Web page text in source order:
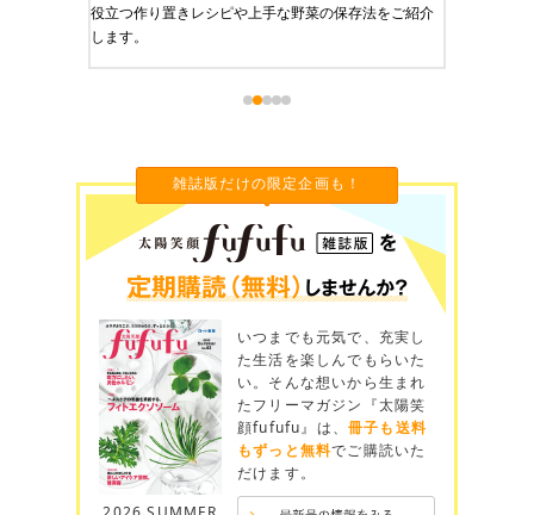
役立つ作り置きレシピや上手な野菜の保存法をご紹介
します。
雑誌版だけの限定企画も！
いつまでも元気で、充実し
た生活を楽しんでもらいた
い。そんな想いから生まれ
たフリーマガジン『太陽笑
顔fufufu』は、 冊子も送料
もずっと無料でご購読いた
だけます。